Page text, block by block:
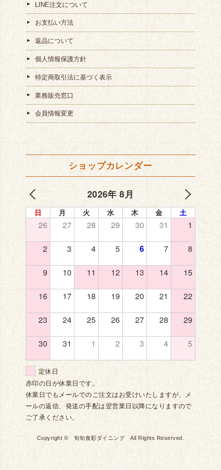
LINE注文について
お支払い方法
返品について
個人情報保護方針
特定商取引法に基づく表示
業務販売窓口
会員情報変更
ショップカレンダー
2026年 8月
日 月 火 水 木 金 土
26 27 28 29 30 31 1
2 3 4 5 6 7 8
9 10 11 12 13 14 15
16 17 18 19 20 21 22
23 24 25 26 27 28 29
30 31 1 2 3 4 5
定休日
赤印の日が休業日です。
休業日でもメールでのご注文はお受けいたしますが、メ
ールの返信、発送の手配は翌営業日以降になりますので
ご了承ください。
Copyright © 旬旬食彩ダイニング All Rights Reserved.